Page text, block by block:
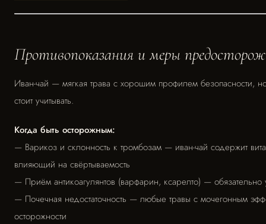
Противопоказания и меры
Иван-чай — мягкая трава с хорошим профилем безопасности,
стоит учитывать.
Когда быть осторожным:
— Варикоз и склонность к тромбозам — иван-чай содержит
влияющий на свёртываемость
— Приём антикоагулянтов (варфарин, ксарелто) — обязательно
— Почечная недостаточность — любые травы с мочегонным
осторожности